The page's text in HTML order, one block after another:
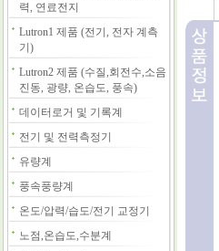
력, 연료전지
Lutron1 제품 (전기, 전자 계측
기)
Lutron2 제품 (수질,회전수,소음
진동, 광량, 온습도, 풍속)
데이터로거 및 기록계
전기 및 전력측정기
유량계
풍속풍량계
온도/압력/습도/전기 교정기
노점,온습도,수분계